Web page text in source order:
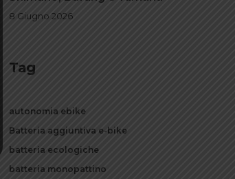
8 Giugno 2026
Tag
autonomia ebike
Batteria aggiuntiva e-bike
batteria ecologiche
batteria monopattino